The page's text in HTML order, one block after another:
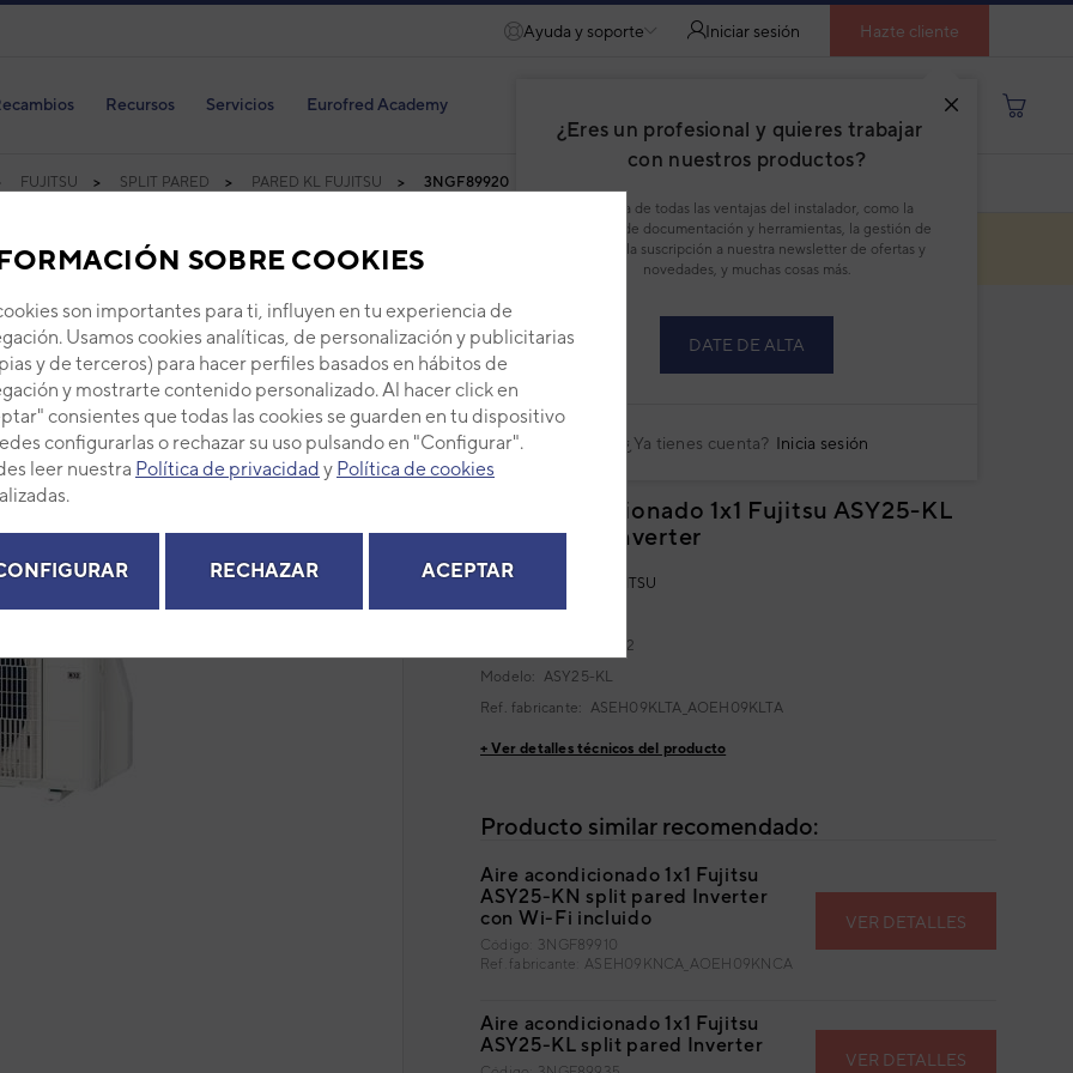
SOBRE COOKIES
son importantes para ti, influyen en tu experiencia de
Usamos cookies analíticas, de personalización y publicitarias
y de terceros) para hacer perfiles basados en hábitos de
y mostrarte contenido personalizado. Al hacer click en
consientes que todas las cookies se guarden en tu dispositivo
configurarlas o rechazar su uso pulsando en "Configurar".
leer nuestra Política de privacidad y Política de cookies
RECHAZAR ACEPTAR
Ayuda y soporte Iniciar sesión
¿Eres un profesional y quieres trabajar
con nuestros productos?
Disfruta de todas las ventajas del instalador, como la
descarga de documentación y herramientas, la gestión de
pedidos, la suscripción a nuestra newsletter de ofertas y
novedades, y muchas cosas más.
DATE DE ALTA
¿Ya tienes cuenta? Inicia sesión
Hazte cliente
Recursos Servicios Eurofred Academy
FUJITSU SPLIT PARED PARED KL FUJITSU 3NGF89920
Producto descatalogado
Aire acondicionado 1x1 Fujitsu ASY25-KL
split pared Inverter
Serie
PARED KL FUJITSU
Código:3NGF89920
EAN: 8432884634262
Modelo: ASY25-KL
Ref. fabricante: ASEH09KLTA_AOEH09KLTA
+ Ver detalles técnicos del producto
Producto similar recomendado:
Aire acondicionado 1x1 Fujitsu
ASY25-KN split pared Inverter
con Wi-Fi incluido
Código: 3NGF89910
Ref. fabricante: ASEH09KNCA_AOEH09KNCA
VER DETALLES
Aire acondicionado 1x1 Fujitsu
ASY25-KL split pared Inverter
VER DETALLES